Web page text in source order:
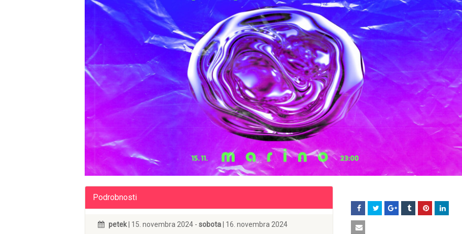
Podrobnosti
petek | 15. novembra 2024 - sobota | 16. novembra 2024